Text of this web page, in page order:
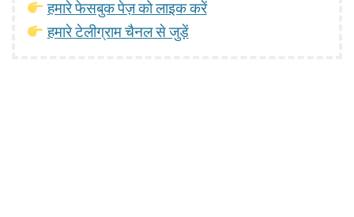
हमारे फेसबुक पेज़ को लाइक करें
हमारे टेलीग्राम चैनल से जुड़ें